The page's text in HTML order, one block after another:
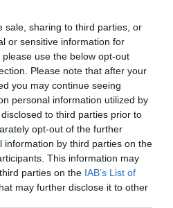
sale, sharing to third parties, or
or sensitive information for
use the below opt-out
Please note that after your
you may continue seeing
personal information utilized by
to third parties prior to
opt-out of the further
information by third parties on the
This information may
parties on the IAB’s List of
may further disclose it to other
για το Παιδί από το 1975
σχεδιάζει και επιλέγει
την επιτυχημένη ανάπτυξη
0 έως 12 ετών. Η εταιρεία
ανάγκες κάθε